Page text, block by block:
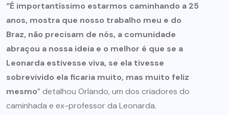
“É importantíssimo estarmos caminhando a 25
anos, mostra que nosso trabalho meu e do
Braz, não precisam de nós, a comunidade
abraçou a nossa ideia e o melhor é que se a
Leonarda estivesse viva, se ela tivesse
sobrevivido ela ficaria muito, mas muito feliz
mesmo” detalhou Orlando, um dos criadores do
caminhada e ex-professor da Leonarda.